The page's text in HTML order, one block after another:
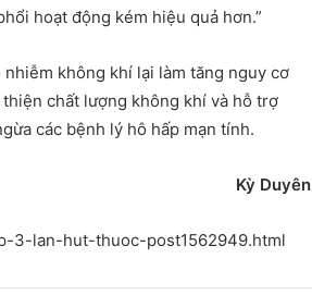
hoạt động kém hiệu quả hơn.”
không khí lại làm tăng nguy cơ
chất lượng không khí và hỗ trợ
các bệnh lý hô hấp mạn tính.
Kỳ Duyên
3-lan-hut-thuoc-post1562949.html